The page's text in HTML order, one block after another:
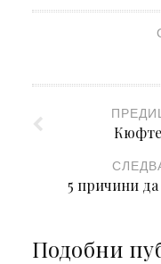
5 причини
Подобни